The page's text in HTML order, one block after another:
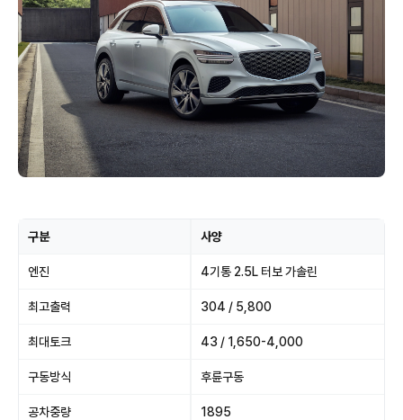
구분 사양
엔진 4기통 2.5L 터보 가솔린
최고출력 304 / 5,800
최대토크 43 / 1,650-4,000
구동방식 후륜구동
공차중량 1895